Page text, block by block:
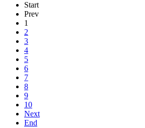
Start
Prev
1
2
3
4
5
6
7
8
9
10
Next
End